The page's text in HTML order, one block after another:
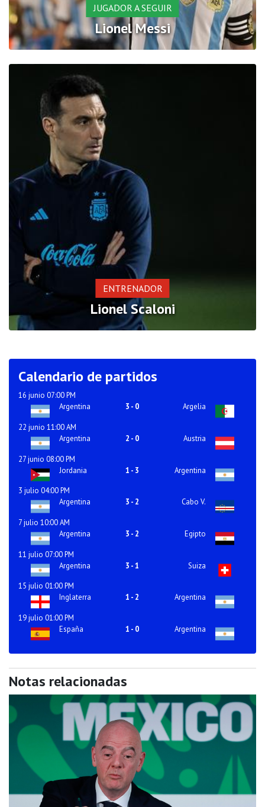
JUGADOR A SEGUIR
Lionel Messi
ENTRENADOR
Lionel Scaloni
Calendario de partidos
16 junio 07:00 PM
Argentina
3 - 0 Argelia
22 junio 11:00 AM
Argentina
2 - 0 Austria
27 junio 08:00 PM
Jordania
1 - 3 Argentina
3 julio 04:00 PM
Argentina
3 - 2 Cabo V.
7 julio 10:00 AM
Argentina
3 - 2 Egipto
11 julio 07:00 PM
Argentina
3 -1 Suiza
15 julio 01:00 PM
Inglaterra
1 - 2 Argentina
19 julio 01:00 PM
España
1 - 0 Argentina
Notas relacionadas